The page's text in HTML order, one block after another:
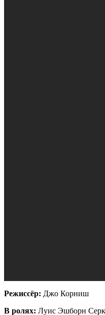
Режиссёр: Джо Корниш
В ролях: Луис Эшборн